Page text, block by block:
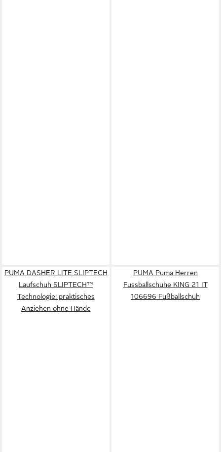
PUMA DASHER LITE SLIPTECH
Laufschuh SLIPTECH™
Technologie: praktisches
Anziehen ohne Hände
PUMA Puma Herren
Fussballschuhe KING 21 IT
106696 Fußballschuh